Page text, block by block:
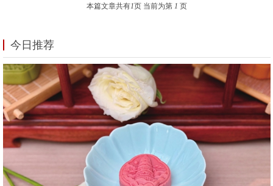
本篇文章共有1页 当前为第 1 页
今日推荐